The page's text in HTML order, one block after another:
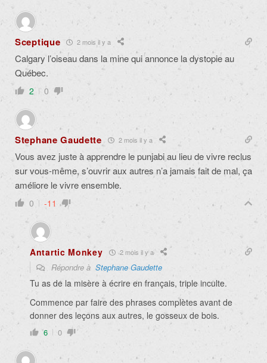
Sceptique 2 mois il y a
Calgary l’oiseau dans la mine qui annonce la dystopie au
Québec.
2 0
Stephane Gaudette 2 mois il y a
Vous avez juste à apprendre le punjabi au lieu de vivre reclus
sur vous-même, s’ouvrir aux autres n’a jamais fait de mal, ça
améliore le vivre ensemble.
0 -11
Antartic Monkey 2 mois il y a
Répondre à Stephane Gaudette
Tu as de la misère à écrire en français, triple inculte.
Commence par faire des phrases complètes avant de
donner des leçons aux autres, le gosseux de bois.
6 0